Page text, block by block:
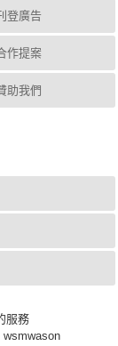
登廣告
作提案
助我們
服務
wsmwason